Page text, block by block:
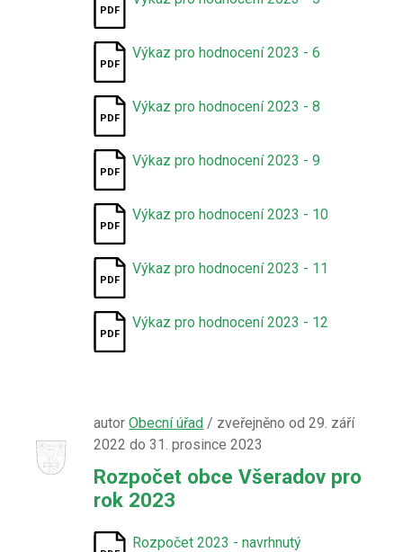
Výkaz pro hodnocení 2023 - 6
Výkaz pro hodnocení 2023 - 8
Výkaz pro hodnocení 2023 - 9
Výkaz pro hodnocení 2023 - 10
Výkaz pro hodnocení 2023 - 11
Výkaz pro hodnocení 2023 - 12
autorObecní úřad / zveřejněno od 29. září
2022 do 31. prosince 2023
Rozpočet obce Všeradov pro
rok 2023
Rozpočet 2023 - navrhnutý